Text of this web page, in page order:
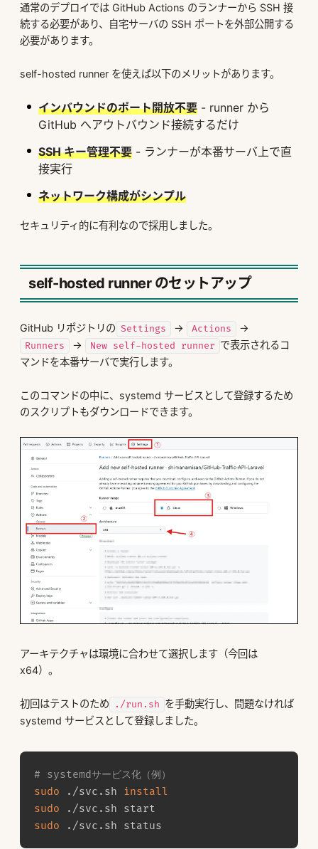
通常のデプロイでは GitHub Actions のランナーから SSH 接
続する必要があり、自宅サーバの SSH ポートを外部公開する
必要があります。
self-hosted runner を使えば以下のメリットがあります。
インバウンドのポート開放不要 - runner から
GitHub へアウトバウンド接続するだけ
SSH キー管理不要 - ランナーが本番サーバ上で直
接実行
ネットワーク構成がシンプル
セキュリティ的に有利なので採用しました。
self-hosted runner のセットアップ
GitHub リポジトリの Settings → Actions →
Runners → New self-hosted runner で表示されるコ
マンドを本番サーバで実行します。
このコマンドの中に、systemd サービスとして登録するため
のスクリプトもダウンロードできます。
アーキテクチャは環境に合わせて選択します（今回は
x64）。
初回はテストのため ./run.sh を手動実行し、問題なければ
systemd サービスとして登録しました。
# systemdサービス化（例）
sudo ./svc.sh install
sudo
sudo